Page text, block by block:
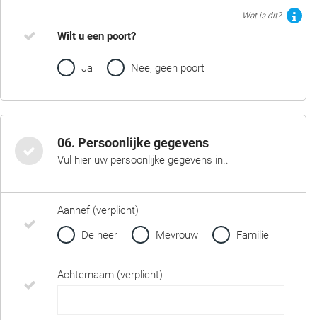
Wat is dit?
Wilt u een poort?
Ja Nee, geen poort
06. Persoonlijke gegevens
Vul hier uw persoonlijke gegevens in..
Aanhef (verplicht)
De heer
Mevrouw Familie
Achternaam (verplicht)